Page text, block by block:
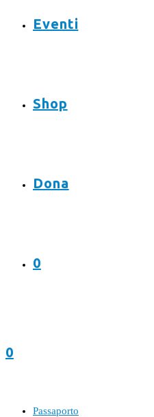
Eventi
Shop
Dona
0
0
Passaporto